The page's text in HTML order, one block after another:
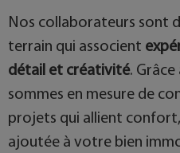
Nos collaborateurs sont
terrain qui associent
détail et créativité.
sommes en mesure de
projets qui allient
ajoutée à votre bien